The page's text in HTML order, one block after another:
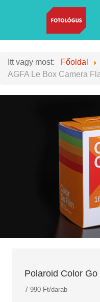
Itt vagy most: Főoldal
AGFA Le Box Camera
Polaroid Color
7 990 Ft/darab